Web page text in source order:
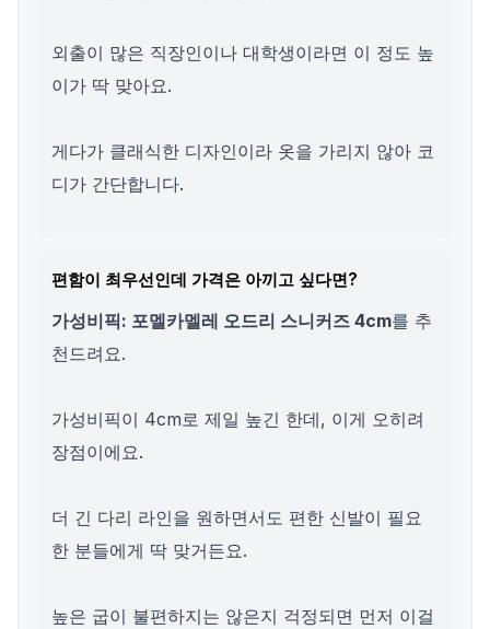
외출이 많은 직장인이나 대학생이라면 이 정도 높
이가 딱 맞아요.
게다가 클래식한 디자인이라 옷을 가리지 않아 코
디가 간단합니다.
편함이 최우선인데 가격은 아끼고 싶다면?
가성비픽: 포멜카멜레 오드리 스니커즈 4cm를 추
천드려요.
가성비픽이 4cm로 제일 높긴 한데, 이게 오히려
장점이에요.
더 긴 다리 라인을 원하면서도 편한 신발이 필요
한 분들에게 딱 맞거든요.
높은 굽이 불편하지는 않은지 걱정되면 먼저 이걸